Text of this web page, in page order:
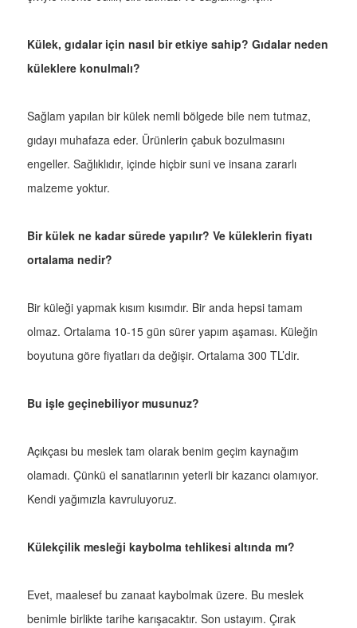
Külek, gıdalar için nasıl bir etkiye sahip? Gıdalar neden
küleklere konulmalı?
Sağlam yapılan bir külek nemli bölgede bile nem tutmaz,
gıdayı muhafaza eder. Ürünlerin çabuk bozulmasını
engeller. Sağlıklıdır, içinde hiçbir suni ve insana zararlı
malzeme yoktur.
Bir külek ne kadar sürede yapılır? Ve küleklerin fiyatı
ortalama nedir?
Bir küleği yapmak kısım kısımdır. Bir anda hepsi tamam
olmaz. Ortalama 10-15 gün sürer yapım aşaması. Küleğin
boyutuna göre fiyatları da değişir. Ortalama 300 TL’dir.
Bu işle geçinebiliyor musunuz?
Açıkçası bu meslek tam olarak benim geçim kaynağım
olamadı. Çünkü el sanatlarının yeterli bir kazancı olamıyor.
Kendi yağımızla kavruluyoruz.
Külekçilik mesleği kaybolma tehlikesi altında mı?
Evet, maalesef bu zanaat kaybolmak üzere. Bu meslek
benimle birlikte tarihe karışacaktır. Son ustayım. Çırak